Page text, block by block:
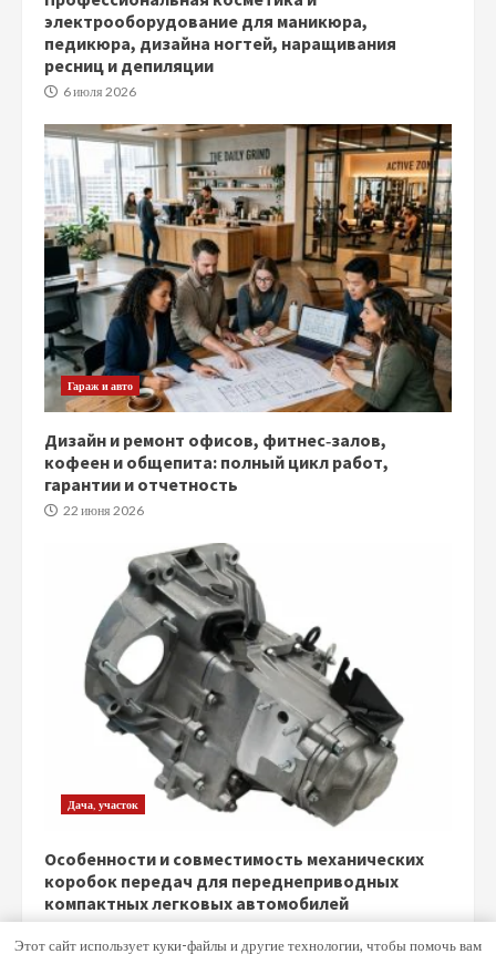
электрооборудование для маникюра,
педикюра, дизайна ногтей, наращивания
ресниц и депиляции
6 июля 2026
Гараж и авто
Дизайн и ремонт офисов, фитнес‑залов,
кофеен и общепита: полный цикл работ,
гарантии и отчетность
22 июня 2026
Дача, участок
Особенности и совместимость механических
коробок передач для переднеприводных
компактных легковых автомобилей
Этот сайт использует куки-файлы и другие технологии, чтобы помочь вам